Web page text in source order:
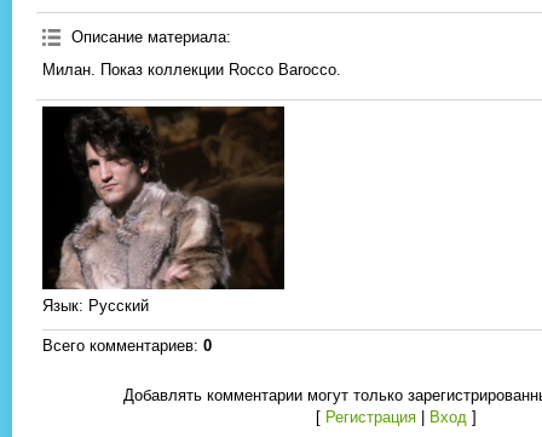
Описание материала:
Милан. Показ коллекции Rocco Barocco.
Язык: Русский
Всего комментариев: 0
Добавлять комментарии могут только
[ Регистрация| Вход ]